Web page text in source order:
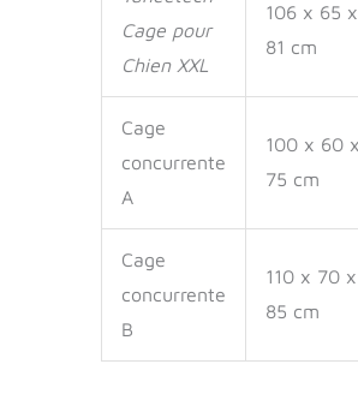
Cage pour
Chien XXL
106 x 65 x
81 cm
Cage
concurrente
A
100 x 60 x
75 cm
Cage
concurrente
B
110 x 70 x
85 cm